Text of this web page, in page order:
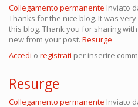
Collegamento permanente Inviato
Thanks for the nice blog. It was
this blog. Thank you for sharing
new from your post. Resurge
Accedi o registrati per inserire
Resurge
Collegamento permanente Inviato